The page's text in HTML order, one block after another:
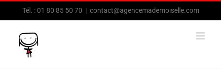
Tél. : 01 80 85 50 70 | contact@agencemademoiselle.com